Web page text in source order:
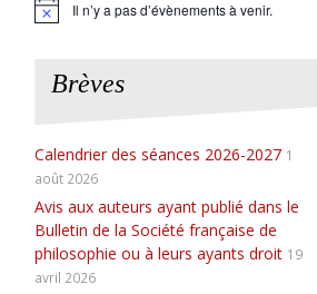
N
Il n’y a pas d’évènements à venir.
Brèves
Calendrier des séances 2026-2027 1
août 2026
Avis aux auteurs ayant publié dans le
Bulletin de la Société française de
philosophie ou à leurs ayants droit 19
avril 2026